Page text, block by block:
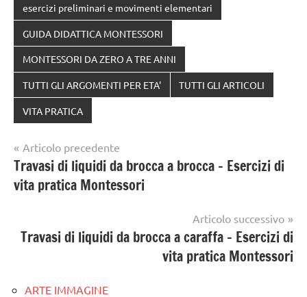
esercizi preliminari e movimenti elementari
GUIDA DIDATTICA MONTESSORI
MONTESSORI DA ZERO A TRE ANNI
TUTTI GLI ARGOMENTI PER ETA' TUTTI GLI ARTICOLI
VITA PRATICA
Navigazione
articoli
Articolo precedente
Travasi di liquidi da brocca a brocca – Esercizi di
vita pratica Montessori
Articolo successivo
Travasi di liquidi da brocca a caraffa – Esercizi di
vita pratica Montessori
ARTE IMMAGINE